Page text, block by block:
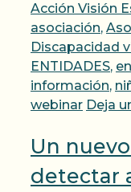
Acción Visión
asociación,
Discapacidad
ENTIDADES,
información,
webinar Deja
Un
detectar